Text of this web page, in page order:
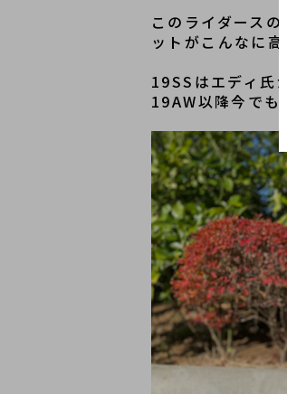
このライダース
ットがこんなに
19SSはエディ氏
19AW以降今でも